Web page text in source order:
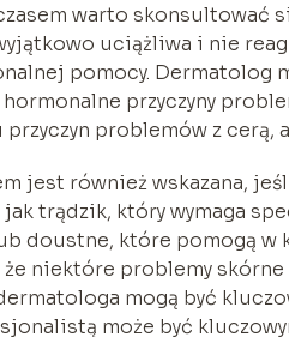
warto skonsultować
uciążliwa i nie
pomocy. Dermatolog
przyczyny
problemów z
jest również wskazana,
trądzik, który wymaga
doustne, które pomogą
niektóre problemy skórne
mogą być
może być